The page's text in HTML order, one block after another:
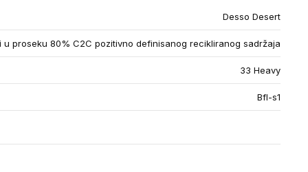
Desso Desert
u proseku 80% C2C pozitivno definisanog recikliranog sadržaja
33 Heavy
Bfl-s1